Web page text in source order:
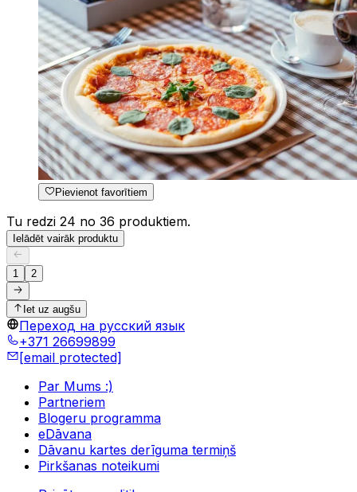
Pievienot favorītiem
Tu redzi 24 no 36 produktiem.
Ielādēt vairāk produktu
1 2
Iet uz augšu
Переход на русский язык
+371 26699899
[email protected]
Par Mums :)
Partneriem
Blogeru programma
eDāvana
Dāvanu kartes derīguma termiņš
Pirkšanas noteikumi